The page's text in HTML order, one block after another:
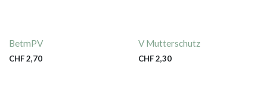
BetmPV
CHF2,70
V Mutterschutz
CHF2,30